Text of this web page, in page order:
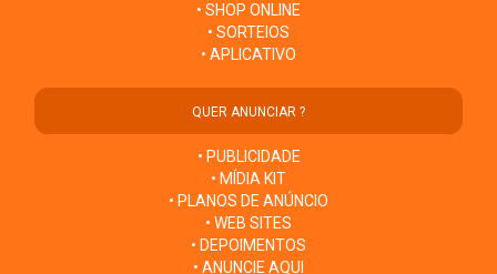
• SHOP ONLINE
• SORTEIOS
• APLICATIVO
QUER ANUNCIAR ?
• PUBLICIDADE
• MÍDIA KIT
• PLANOS DE ANÚNCIO
• WEB SITES
• DEPOIMENTOS
• ANUNCIE AQUI